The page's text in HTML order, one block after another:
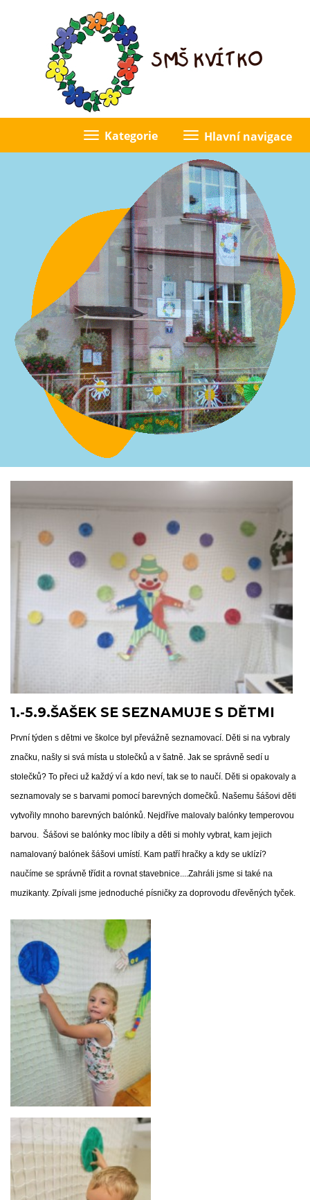
Hlavní navigace
Kategorie
1.-5.9.ŠAŠEK SE SEZNAMUJE S DĚTMI
První týden s dětmi ve školce byl převážně seznamovací. Děti si na vybraly
značku, našly si svá místa u stolečků a v šatně. Jak se správně sedí u
stolečků? To přeci už každý ví a kdo neví, tak se to naučí. Děti si opakovaly a
seznamovaly se s barvami pomocí barevných domečků. Našemu šášovi děti
vytvořily mnoho barevných balónků. Nejdříve malovaly balónky temperovou
barvou. Šášovi se balónky moc líbily a děti si mohly vybrat, kam jejich
namalovaný balónek šášovi umístí. Kam patří hračky a kdy se uklízí?
naučíme se správně třídit a rovnat stavebnice....Zahráli jsme si také na
muzikanty. Zpívali jsme jednoduché písničky za doprovodu dřevěných tyček.